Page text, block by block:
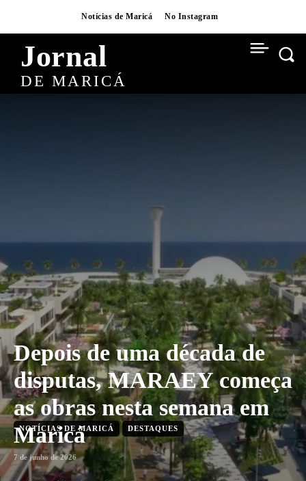
Notícias de Maricá No Instagram
Jornal
DE MARICÁ
Depois de uma década de
disputas, MARAEY começa
as obras nesta semana em
Maricá
NOTÍCIAS DE MARICÁ DESTAQUES
7 de junho de 2026